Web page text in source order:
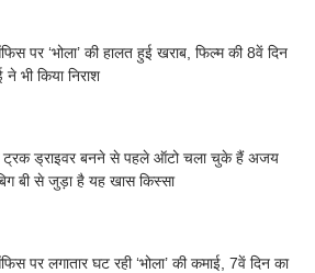
पर ‘भोला’ की हालत हुई खराब, फिल्म की 8वें दिन
ने भी किया निराश
ट्रक ड्राइवर बनने से पहले ऑटो चला चुके हैं अजय
बी से जुड़ा है यह खास किस्सा
पर लगातार घट रही ‘भोला’ की कमाई, 7वें दिन का